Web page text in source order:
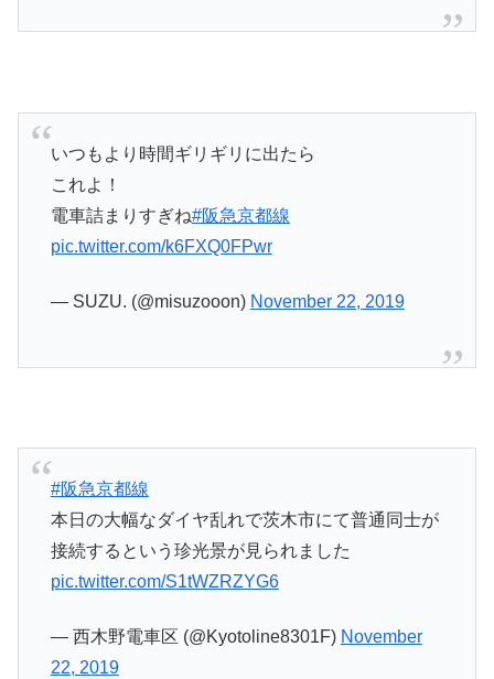
いつもより時間ギリギリに出たら
これよ！
電車詰まりすぎね#阪急京都線
pic.twitter.com/k6FXQ0FPwr
— SUZU. (@misuzooon) November 22, 2019
#阪急京都線
本日の大幅なダイヤ乱れで茨木市にて普通同士が
接続するという珍光景が見られました
pic.twitter.com/S1tWZRZYG6
— 西木野電車区 (@Kyotoline8301F) November
22, 2019